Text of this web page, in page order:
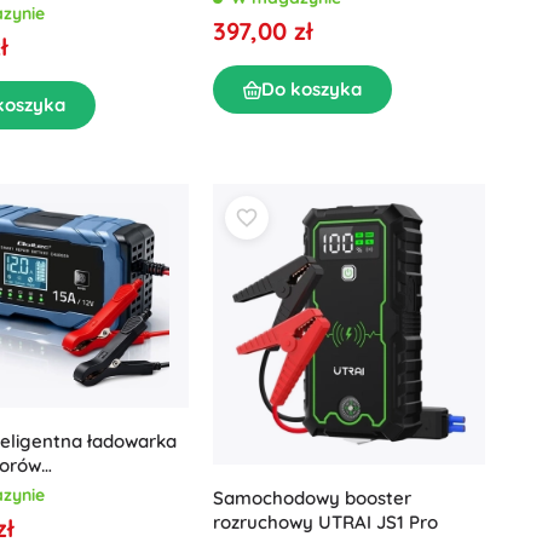
mocowania
397,00 zł
Do koszyka
ładowarka
12 V 15 A z
do
Samochodowy booster
rozruchowy UTRAI JS1 Pro